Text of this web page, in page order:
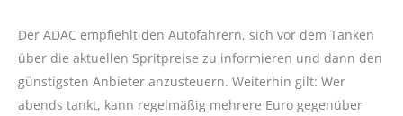
Der ADAC empfiehlt den Autofahrern, sich vor dem Tanken
über die aktuellen Spritpreise zu informieren und dann den
günstigsten Anbieter anzusteuern. Weiterhin gilt: Wer
abends tankt, kann regelmäßig mehrere Euro gegenüber